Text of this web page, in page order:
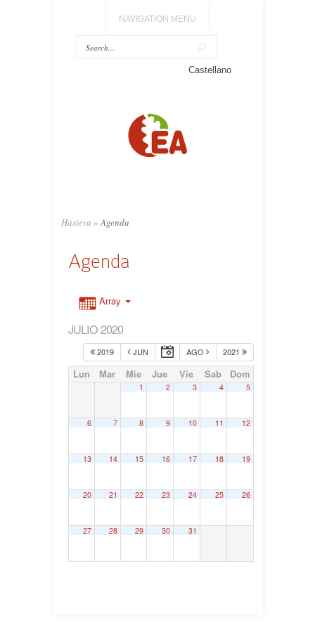
NAVIGATION MENU
Castellano
Hasiera » Agenda
Agenda
Array
JULIO 2020
2019 JUN AGO 2021
Lun Mar Mie Jue Vie Sab Dom
1 2 3 4 5
6 7 8 9 10 11 12
13 14 15 16 17 18 19
20 21 22 23 24 25 26
27 28 29 30 31